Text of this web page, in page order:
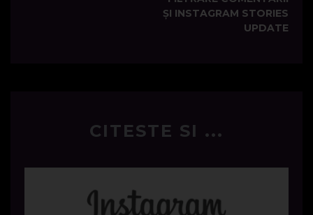
ȘI INSTAGRAM STORIES
UPDATE
CITESTE SI ...